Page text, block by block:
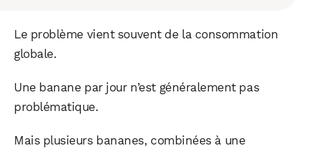
Le problème vient souvent de la consommation
globale.
Une banane par jour n’est généralement pas
problématique.
Mais plusieurs bananes, combinées à une